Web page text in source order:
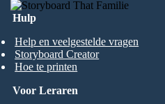
Hulp
Help en veelgestelde vragen
Storyboard Creator
Hoe te printen
Voor Leraren